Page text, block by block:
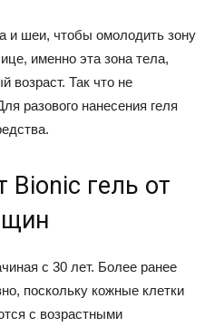
и шеи, чтобы омолодить зону
именно эта зона тела,
возраст. Так что не
разового нанесения геля
Bionic гель от
с 30 лет. Более ранее
поскольку кожные клетки
с возрастными